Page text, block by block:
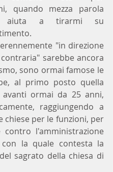
quando mezza parola
aiuta a tirarmi su
"in direzione
sarebbe ancora
sono ormai famose le
al primo posto quella
ormai da 25 anni,
raggiungendo a
chiese per le funzioni, per
contro l'amministrazione
con la quale contesta la
sagrato della chiesa di